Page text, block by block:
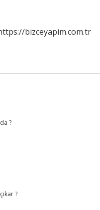
bizceyapim.com.tr
?
?